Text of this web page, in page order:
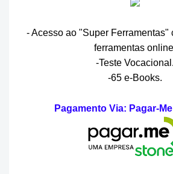
- Acesso ao "Super Ferramentas"
ferramentas
-Teste Vocacional.
-65 e-Books.
Pagamento Via: Pagar-